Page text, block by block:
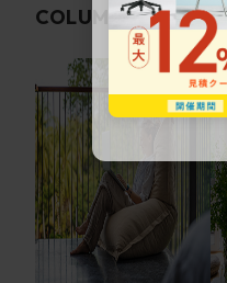
COLUMN関連コラム